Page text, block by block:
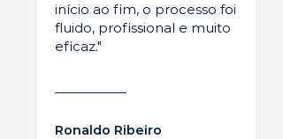
início ao fim, o processo foi
fluido, profissional e muito
eficaz."
Ronaldo Ribeiro